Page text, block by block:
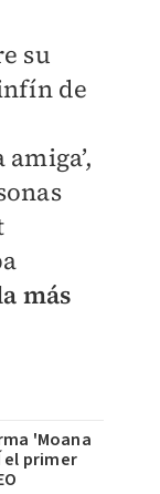
su
de
más
'Moana
el primer